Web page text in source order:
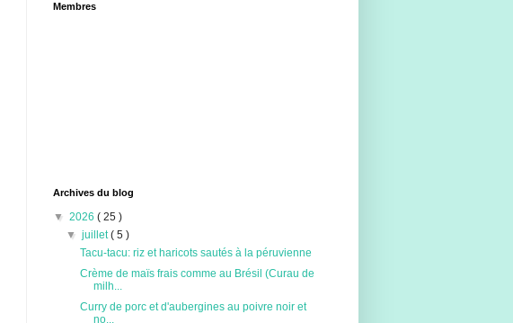
Membres
Archives du blog
▼ 2026 ( 25 )
▼juillet( 5 )
Tacu-tacu: riz et haricots sautés à la péruvienne
Crème de maïs frais comme au Brésil (Curau de
milh...
Curry de porc et d'aubergines au poivre noir et
no...